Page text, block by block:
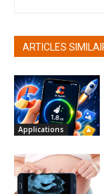
ARTICLES
Applications